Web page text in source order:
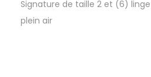
Signature de taille 2 et (6)
plein air